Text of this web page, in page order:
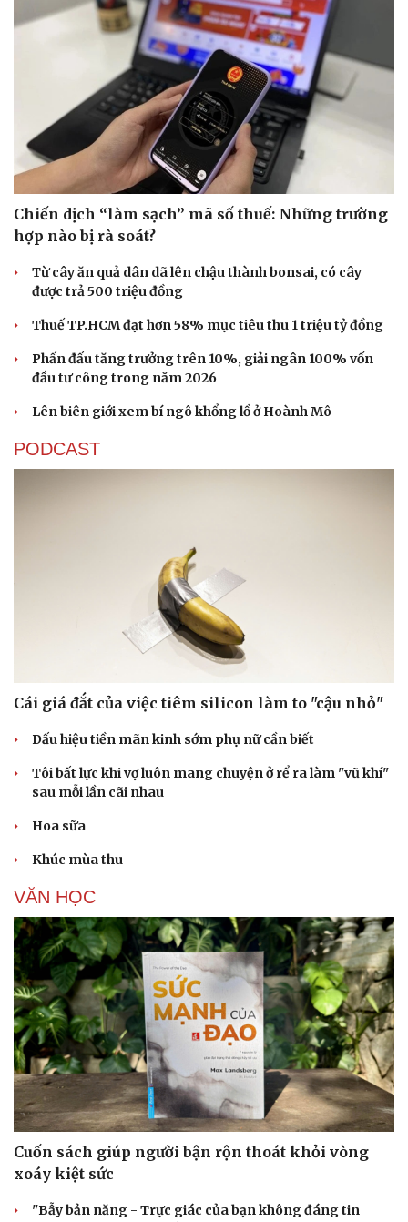
Sân khấu - Điện ảnh
Văn học
Âm nhạc
Nghệ sĩ
Sao Việt
Chiến dịch “làm sạch” mã số thuế: Những trường
hợp nào bị rà soát?
Từ cây ăn quả dân dã lên chậu thành bonsai, có cây
được trả 500 triệu đồng
Thuế TP.HCM đạt hơn 58% mục tiêu thu 1 triệu tỷ đồng
Phấn đấu tăng trưởng trên 10%, giải ngân 100% vốn
đầu tư công trong năm 2026
Lên biên giới xem bí ngô khổng lồ ở Hoành Mô
PODCAST
Cái giá đắt của việc tiêm silicon làm to "cậu nhỏ"
Dấu hiệu tiền mãn kinh sớm phụ nữ cần biết
Tôi bất lực khi vợ luôn mang chuyện ở rể ra làm "vũ khí"
sau mỗi lần cãi nhau
Hoa sữa
Khúc mùa thu
VĂN HỌC
Cuốn sách giúp người bận rộn thoát khỏi vòng
xoáy kiệt sức
"Bẫy bản năng - Trực giác của bạn không đáng tin